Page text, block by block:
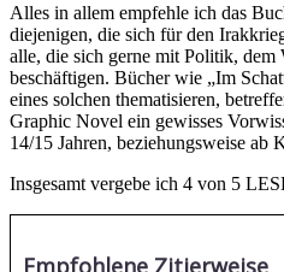
Alles in allem empfehle ich das
diejenigen, die sich für den
alle, die sich gerne mit Politik, dem
beschäftigen. Bücher wie „Im
eines solchen thematisieren,
Graphic Novel ein gewisses
14/15 Jahren, beziehungsweise ab
Insgesamt vergebe ich 4 von 5
Empfohlene Zitierweise